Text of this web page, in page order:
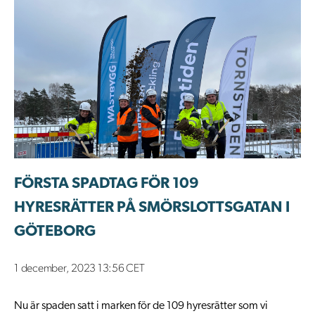
1 december, 2023 13:56 CET
FÖRSTA SPADTAG FÖR 109
HYRESRÄTTER PÅ SMÖRSLOTTSGATAN I
GÖTEBORG
Nu är spaden satt i marken för de 109 hyresrätter som vi